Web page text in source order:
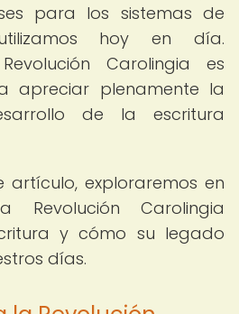
para los sistemas de
hoy en día.
Carolingia es
apreciar plenamente la
de la escritura
exploraremos en
Carolingia
y cómo su legado
días.